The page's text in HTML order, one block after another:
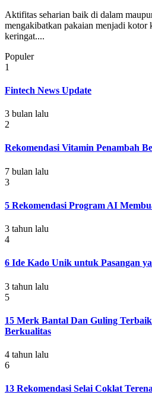
Aktifitas seharian baik di dalam
mengakibatkan pakaian menjadi kotor
keringat....
Populer
1
Fintech News Update
3 bulan lalu
2
Rekomendasi Vitamin Penambah
7 bulan lalu
3
5 Rekomendasi Program AI
3 tahun lalu
4
6 Ide Kado Unik untuk Pasangan
3 tahun lalu
5
15 Merk Bantal Dan Guling
Berkualitas
4 tahun lalu
6
13 Rekomendasi Selai Coklat